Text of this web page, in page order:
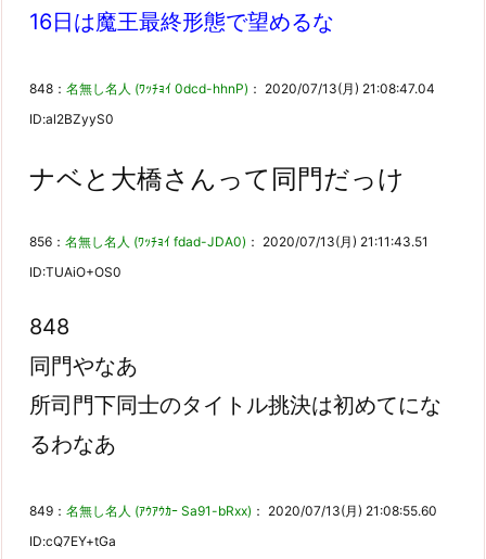
16日は魔王最終形態で望めるな
848： 名無し名人 (ﾜｯﾁｮｲ 0dcd-hhnP) ： 2020/07/13(月) 21:08:47.04
ID:al2BZyyS0
ナベと大橋さんって同門だっけ
856： 名無し名人 (ﾜｯﾁｮｲ fdad-JDA0) ： 2020/07/13(月) 21:11:43.51
ID:TUAiO+OS0
848
同門やなあ
所司門下同士のタイトル挑決は初めてにな
るわなあ
849： 名無し名人 (ｱｳｱｳｶｰ Sa91-bRxx) ： 2020/07/13(月) 21:08:55.60
ID:cQ7EY+tGa